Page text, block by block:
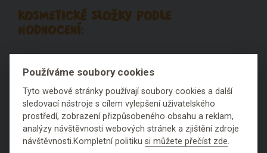
KOSMETICKÉ SLOŽKY PODLE
HODNOCENÍ:
Nezařaditelné látky
Používáme soubory cookies
Tyto webové stránky používají soubory cookies a další
sledovací nástroje s cílem vylepšení uživatelského
prostředí, zobrazení přizpůsobeného obsahu a reklam,
analýzy návštěvnosti webových stránek a zjištění zdroje
návštěvnosti.Kompletní politikusi můžete přečíst zde.